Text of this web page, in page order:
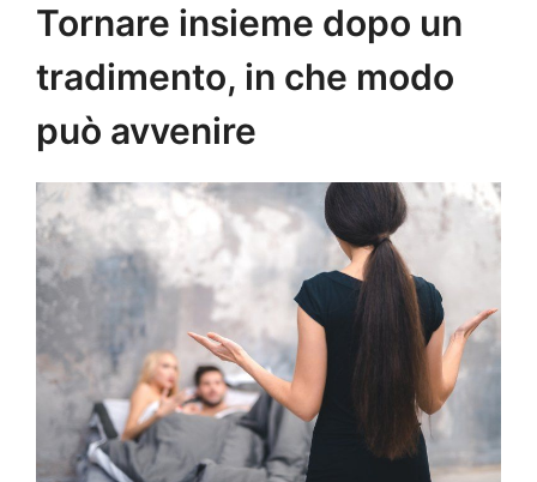
Tornare insieme dopo un
tradimento, in che modo
può avvenire